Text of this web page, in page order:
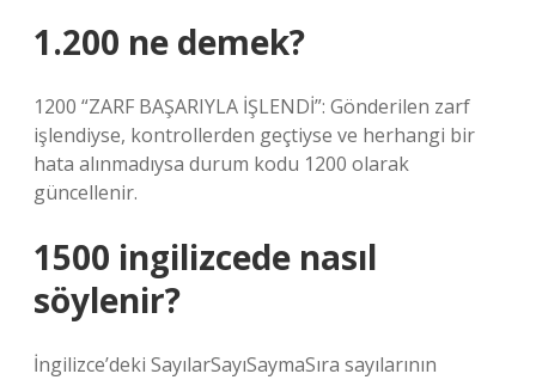
1.200 ne demek?
1200 “ZARF BAŞARIYLA İŞLENDİ”: Gönderilen zarf
işlendiyse, kontrollerden geçtiyse ve herhangi bir
hata alınmadıysa durum kodu 1200 olarak
güncellenir.
1500 ingilizcede nasıl
söylenir?
İngilizce’deki SayılarSayıSaymaSıra sayılarının